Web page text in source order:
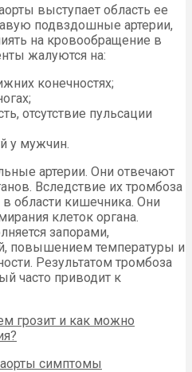
выступает область ее
подвздошные артерии,
на кровообращение в
жалуются на:
конечностях;
отсутствие пульсации
у мужчин.
артерии. Они отвечают
Вследствие их тромбоза
области кишечника. Они
клеток органа.
запорами,
повышением температуры и
Результатом тромбоза
часто приводит к